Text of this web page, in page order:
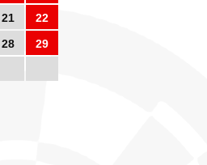
21
22
28
29